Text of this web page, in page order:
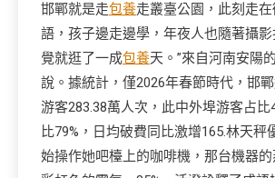
邯鄲就是走包養走叢臺公園，此刻走
語，孩子邊走邊學，年夜人也隨著攝
覺就逛了一成包養天。”來自河南安陽
說。據統計，僅2026年春節時代，邯
游客283.38萬人次，此中外埠游客占比
比79%，日均破費同比激增165.林天秤
始操作她吧檯上的咖啡機，那台機器